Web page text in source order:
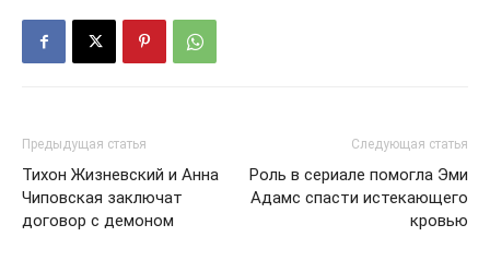
Предыдущая статья
Тихон Жизневский и Анна
Чиповская заключат
договор с демоном
Следующая статья
Роль в сериале помогла Эми
Адамс спасти истекающего
кровью